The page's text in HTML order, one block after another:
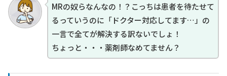
MRの奴らなんなの！？こっちは患者を待たせて
るっていうのに「ドクター対応してます…」の
一言で全てが解決する訳ないでしょ！
ちょっと・・・薬剤師なめてません？